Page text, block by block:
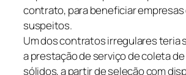
contrato, para beneficiar
suspeitos.
Um dos contratos irregulares teria
a prestação de serviço de coleta
sólidos, a partir de seleção com